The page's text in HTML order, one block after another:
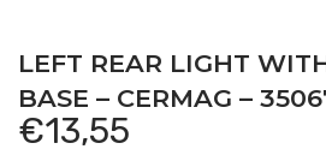
LEFT REAR LIGHT
BASE – CERMAG –
€13,55